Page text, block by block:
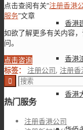
香港
香港
香港
点击查阅有关“注册香港
服务”文章
如欲了解更多有关内容
问。
点击咨询
标签：
注册公司, 注册香
热门服务
注册香港公司